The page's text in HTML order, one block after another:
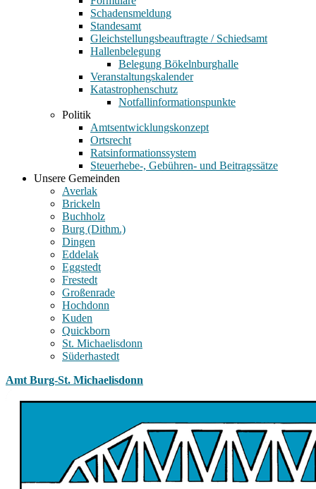
Schadensmeldung
Standesamt
Gleichstellungsbeauftragte / Schiedsamt
Hallenbelegung
Belegung Bökelnburghalle
Veranstaltungskalender
Katastrophenschutz
Notfallinformationspunkte
Politik
Amtsentwicklungskonzept
Ortsrecht
Ratsinformationssystem
Steuerhebe-, Gebühren- und Beitragssätze
Unsere Gemeinden
Averlak
Brickeln
Buchholz
Burg (Dithm.)
Dingen
Eddelak
Eggstedt
Frestedt
Großenrade
Hochdonn
Kuden
Quickborn
St. Michaelisdonn
Süderhastedt
Amt Burg-St. Michaelisdonn